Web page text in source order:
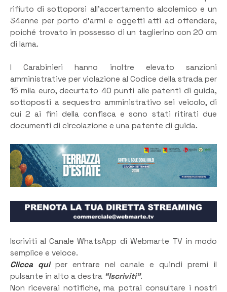
rifiuto di sottoporsi all’accertamento alcolemico e un
34enne per porto d’armi e oggetti atti ad offendere,
poiché trovato in possesso di un taglierino con 20 cm
di lama.
I Carabinieri hanno inoltre elevato sanzioni
amministrative per violazione al Codice della strada per
15 mila euro, decurtato 40 punti alle patenti di guida,
sottoposti a sequestro amministrativo sei veicolo, di
cui 2 ai fini della confisca e sono stati ritirati due
documenti di circolazione e una patente di guida.
Iscriviti al Canale WhatsApp di Webmarte TV in modo
semplice e veloce.
Clicca quiper entrare nel canale e quindi premi il
pulsante in alto a destra “Iscriviti”.
Non riceverai notifiche, ma potrai consultare i nostri